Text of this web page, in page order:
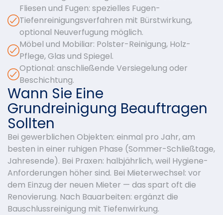
Fliesen und Fugen: spezielles Fugen-
Tiefenreinigungsverfahren mit Bürstwirkung,
optional Neuverfugung möglich.
Möbel und Mobiliar: Polster-Reinigung, Holz-
Pflege, Glas und Spiegel.
Optional: anschließende Versiegelung oder
Beschichtung.
Wann Sie Eine
Grundreinigung Beauftragen
Sollten
Bei gewerblichen Objekten: einmal pro Jahr, am
besten in einer ruhigen Phase (Sommer-Schließtage,
Jahresende). Bei Praxen: halbjährlich, weil Hygiene-
Anforderungen höher sind. Bei Mieterwechsel: vor
dem Einzug der neuen Mieter — das spart oft die
Renovierung. Nach Bauarbeiten: ergänzt die
Bauschlussreinigung mit Tiefenwirkung.